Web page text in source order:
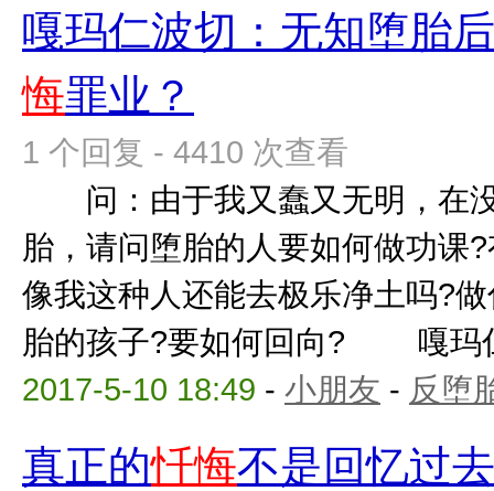
嘎玛仁波切：无知堕胎
悔罪业？
1 个回复 - 4410 次查看
问：由于我又蠢又无明，在
胎，请问堕胎的人要如何做功课
像我这种人还能去极乐净土吗?
胎的孩子?要如何回向? 嘎玛
2017-5-10 18:49 - 小朋友 - 反堕
真正的忏悔不是回忆过